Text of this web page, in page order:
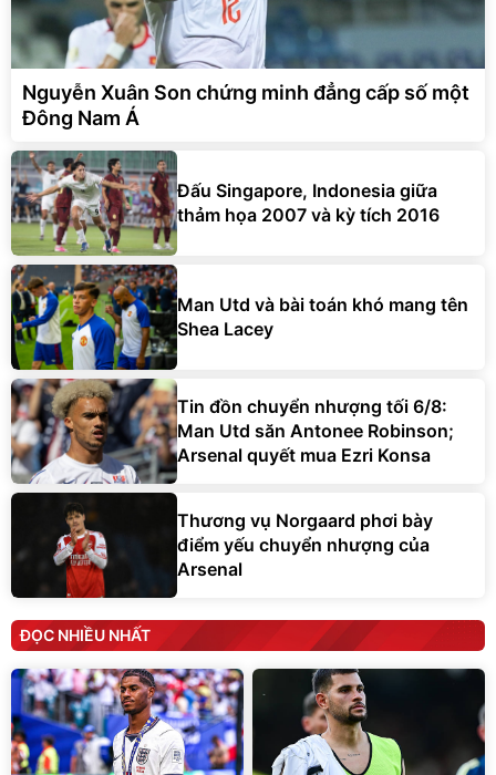
Nguyễn Xuân Son chứng minh đẳng cấp số một
Đông Nam Á
Đấu Singapore, Indonesia giữa
thảm họa 2007 và kỳ tích 2016
Man Utd và bài toán khó mang tên
Shea Lacey
Tin đồn chuyển nhượng tối 6/8:
Man Utd săn Antonee Robinson;
Arsenal quyết mua Ezri Konsa
Thương vụ Norgaard phơi bày
điểm yếu chuyển nhượng của
Arsenal
ĐỌC NHIỀU NHẤT